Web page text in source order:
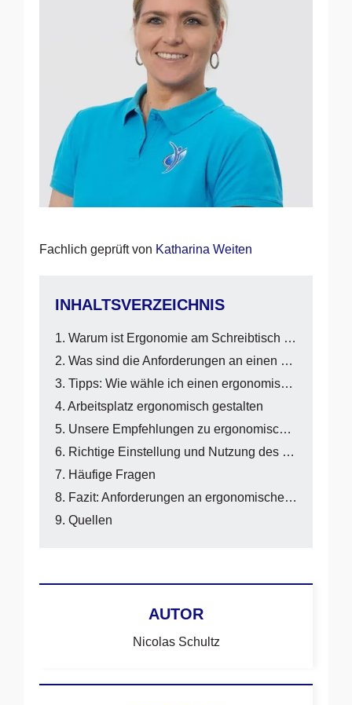
Fachlich geprüft von Katharina Weiten
INHALTSVERZEICHNIS
Warum ist Ergonomie am Schreibtisch wichtig?
Was sind die Anforderungen an einen ergonomischen Schreibtisch?
Tipps: Wie wähle ich einen ergonomischen Schreibtisch aus?
Arbeitsplatz ergonomisch gestalten
Unsere Empfehlungen zu ergonomischen Schreibtischen
Richtige Einstellung und Nutzung des Schreibtischs
Häufige Fragen
Fazit: Anforderungen an ergonomische Schreibtische
Quellen
AUTOR
Nicolas Schultz